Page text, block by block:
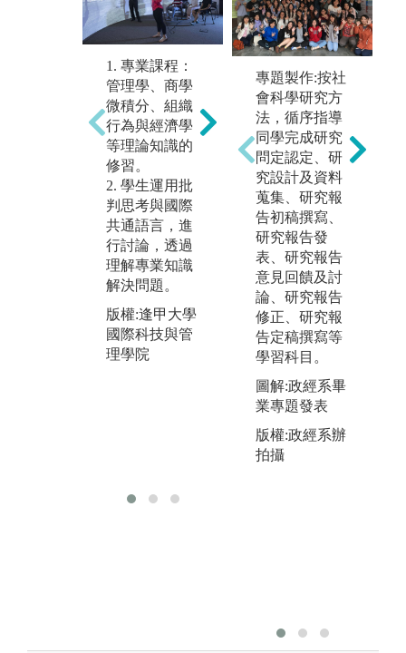
1. 專業課程：
管理學、商學
微積分、組織
行為與經濟學
等理論知識的
修習。
2. 學生運用批
判思考與國際
共通語言，進
行討論，透過
理解專業知識
解決問題。
版權:逢甲大學
國際科技與管
理學院
創新專題實
作：透過四學
期修課的創新
發想與討論合
作，學生以團
隊進行問題溝
通、協調、解
決與創新發
想，最後以發
表形式介紹團
隊成果。
課程應用企業
場域：作為探
究、企劃、協
作等進入企業
之導向。
圖解:2020創新
專題成果展
版權:逢甲大學
國際科技與管
專題製作:按社
會科學研究方
法，循序指導
同學完成研究
問定認定、研
究設計及資料
蒐集、研究報
告初稿撰寫、
研究報告發
表、研究報告
意見回饋及討
論、研究報告
修正、研究報
告定稿撰寫等
學習科目。
圖解:政經系畢
業專題發表
版權:政經系辦
拍攝